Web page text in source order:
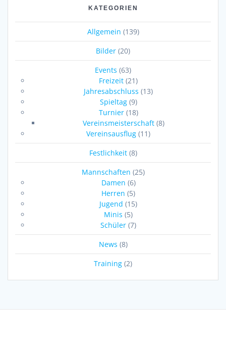
KATEGORIEN
Allgemein (139)
Bilder (20)
Events (63)
Freizeit (21)
Jahresabschluss (13)
Spieltag(9)
Turnier(18)
Vereinsmeisterschaft (8)
Vereinsausflug (11)
Festlichkeit(8)
Mannschaften (25)
Damen (6)
Herren (5)
Jugend (15)
Minis (5)
Schüler (7)
News (8)
Training (2)